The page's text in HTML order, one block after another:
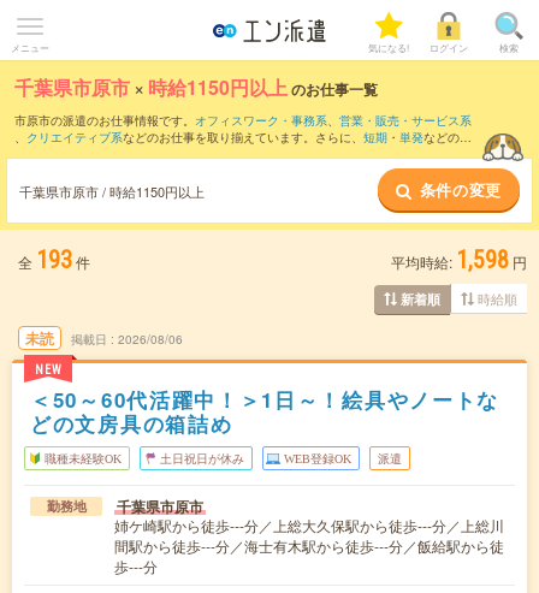
メニュー 気になる! ログイン 検索
千葉県市原市 × 時給1150円以上のお仕事一覧
市原市の派遣のお仕事情報です。 オフィスワーク・事務系、 営業・販売・サービス系
、 クリエイティブ系などのお仕事を取り揃えています。さらに、 短期 ・ 単発などの期
千葉県市原市 / 時給1150円以上 条件の変更
全 193件 平均時給: 1,598 円
新着順 時給順
未読
NEW
掲載日 2026/08/06
＜50～60代活躍中！＞1日～！絵具やノートな
どの文房具の箱詰め
職種未経験OK 土日祝日が休み WEB登録OK 派遣
勤務地 千葉県市原市
姉ケ崎駅から徒歩---分／上総大久保駅から徒歩---分／上総川
間駅から徒歩---分／海士有木駅から徒歩---分／飯給駅から徒
歩---分